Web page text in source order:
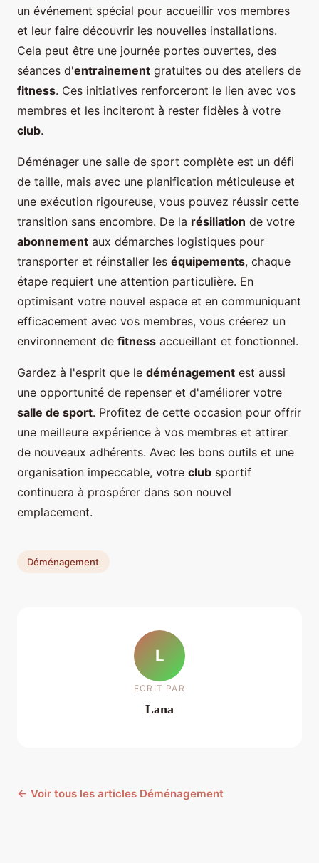
un événement spécial pour accueillir vos membres
et leur faire découvrir les nouvelles installations.
Cela peut être une journée portes ouvertes, des
séances d'entrainement gratuites ou des ateliers de
fitness. Ces initiatives renforceront le lien avec vos
membres et les inciteront à rester fidèles à votre
club.
Déménager une salle de sport complète est un défi
de taille, mais avec une planification méticuleuse et
une exécution rigoureuse, vous pouvez réussir cette
transition sans encombre. De la résiliation de votre
abonnement aux démarches logistiques pour
transporter et réinstaller les équipements, chaque
étape requiert une attention particulière. En
optimisant votre nouvel espace et en communiquant
efficacement avec vos membres, vous créerez un
environnement de fitness accueillant et fonctionnel.
Gardez à l'esprit que le déménagement est aussi
une opportunité de repenser et d'améliorer votre
salle de sport. Profitez de cette occasion pour offrir
une meilleure expérience à vos membres et attirer
de nouveaux adhérents. Avec les bons outils et une
organisation impeccable, votre club sportif
continuera à prospérer dans son nouvel
emplacement.
Déménagement
L
ECRIT PAR
Lana
← Voir tous les articles Déménagement